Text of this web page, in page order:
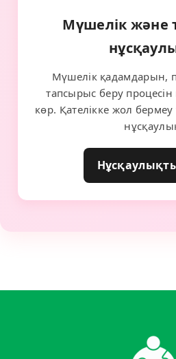
Мүшелік және
Мүшелік қадамдарын,
тапсырыс беру процесін
көр. Қателікке жол